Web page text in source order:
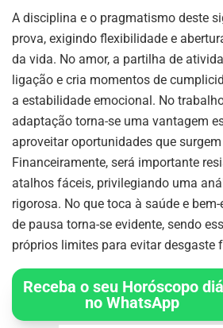
A disciplina e o pragmatismo deste
prova, exigindo flexibilidade e
da vida. No amor, a partilha de
ligação e cria momentos de
a estabilidade emocional. No
adaptação torna-se uma vantagem
aproveitar oportunidades que
Financeiramente, será importante
atalhos fáceis, privilegiando uma
rigorosa. No que toca à saúde e
de pausa torna-se evidente, sendo
próprios limites para evitar desgaste
Receba o seu Horóscopo
no WhatsApp